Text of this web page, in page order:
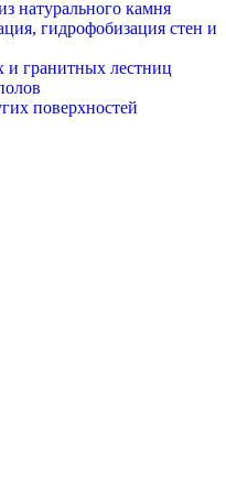
натурального камня
гидрофобизация стен и
гранитных лестниц
поверхностей